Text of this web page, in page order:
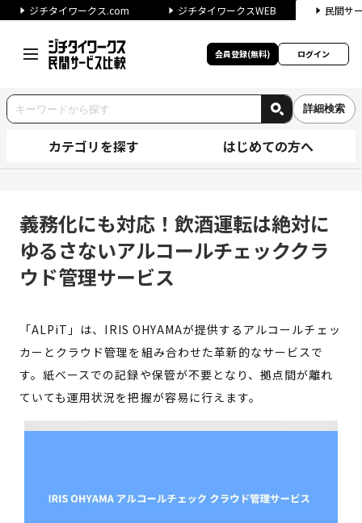
ジチタイワークス.com ジチタイワークスWEB 民間サ
会員登録(無料) ログイン
詳細検索
カテゴリを探す はじめての方へ
義務化にも対応！飲酒運転は絶対に
ゆるさないアルコールチェッククラ
ウド管理サービス
「ALPiT」は、IRIS OHYAMAが提供するアルコールチェッ
カーとクラウド管理を組み合わせた革新的なサービスで
す。紙ベースでの記録や保管が不要となり、拠点間が離れ
ていても運用状況を把握が容易に行えます。